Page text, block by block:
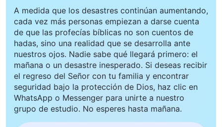
A medida que los desastres continúan aumentando,
cada vez más personas empiezan a darse cuenta
de que las profecías bíblicas no son cuentos de
hadas, sino una realidad que se desarrolla ante
nuestros ojos. Nadie sabe qué llegará primero: el
mañana o un desastre inesperado. Si deseas recibir
el regreso del Señor con tu familia y encontrar
seguridad bajo la protección de Dios, haz clic en
WhatsApp o Messenger para unirte a nuestro
grupo de estudio. No esperes hasta mañana.